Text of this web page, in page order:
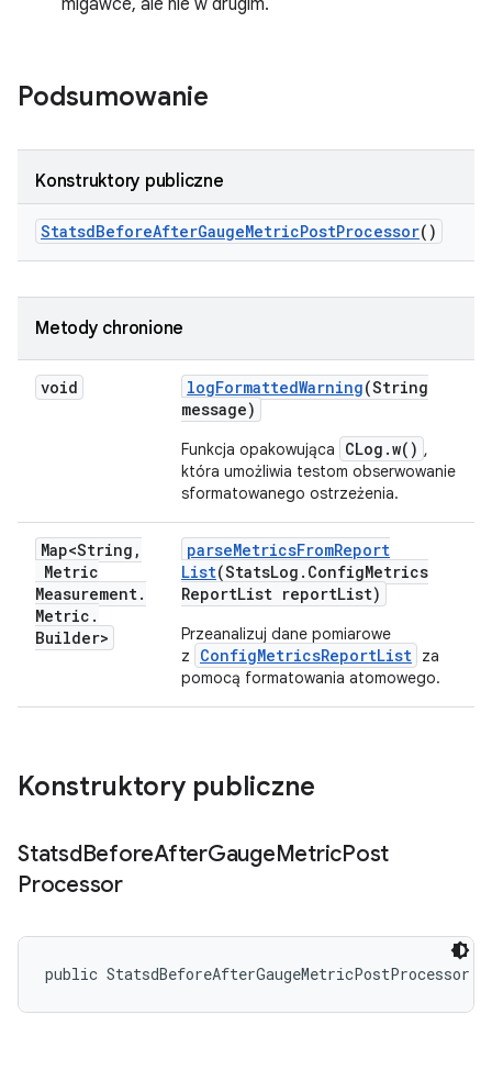
migawce, ale nie w drugim.
Podsumowanie
Konstruktory publiczne
StatsdBeforeAfterGaugeMetricPostProcessor()
Metody chronione
void logFormattedWarning(String
message)
Funkcja opakowująca CLog.w() ,
która umożliwia testom obserwowanie
sformatowanego ostrzeżenia.
Map<String ,
Metric
Measurement.
Metric .
Builder>
parseMetricsFromReport
List(StatsLog . ConfigMetrics
ReportList reportList)
Przeanalizuj dane pomiarowe
z
ConfigMetricsReportList za
pomocą formatowania atomowego.
Konstruktory publiczne
StatsdBeforeAfterGaugeMetricPost
Processor
public StatsdBeforeAfterGaugeMetricPostProcessor